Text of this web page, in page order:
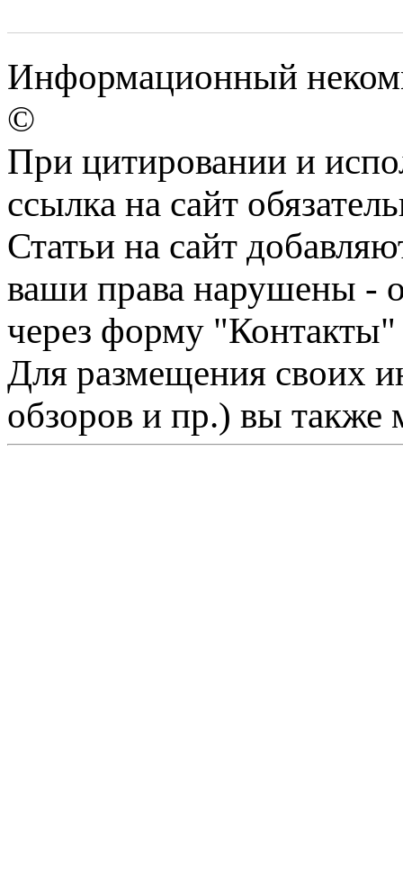
Информационный
©
При цитировании и
ссылка на сайт
Статьи на сайт
ваши права нарушены -
через форму "Контакты"
Для размещения своих
обзоров и пр.) вы также